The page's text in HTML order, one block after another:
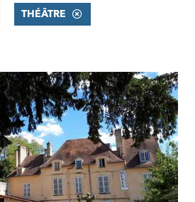
THÉÂTRE